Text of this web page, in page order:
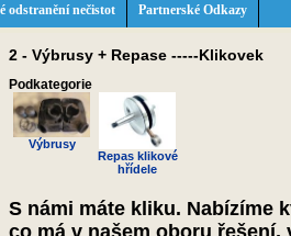
odstranění nečistot Partnerské Odkazy
2 - Výbrusy + Repase -----Klikovek
Podkategorie
Výbrusy
Repas klikové
hřídele
S námi máte kliku. Nabízíme
co má v našem oboru řešení,